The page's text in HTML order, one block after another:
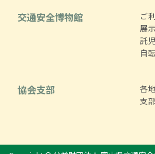
交通安全博物館
ご
展
託
自
協会支部
各
支